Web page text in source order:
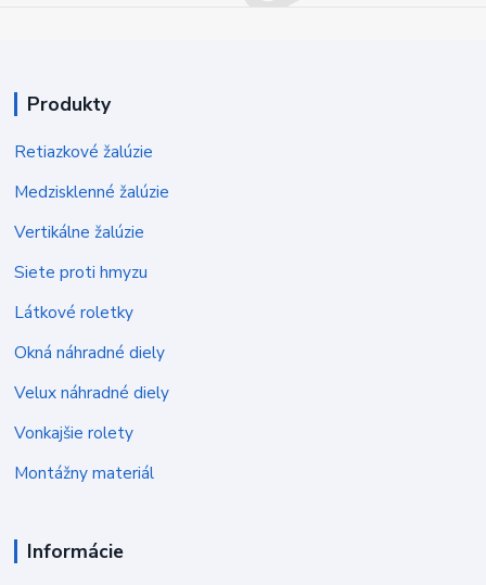
Produkty
Retiazkové žalúzie
Medzisklenné žalúzie
Vertikálne žalúzie
Siete proti hmyzu
Látkové roletky
Okná náhradné diely
Velux náhradné diely
Vonkajšie rolety
Montážny materiál
Informácie